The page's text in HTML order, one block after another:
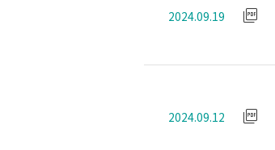
2024.09.19
2024.09.12